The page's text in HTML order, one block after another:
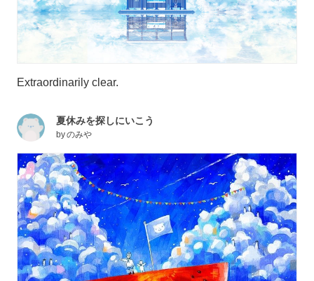
Extraordinarily clear.
夏休みを探しにいこう
byのみや